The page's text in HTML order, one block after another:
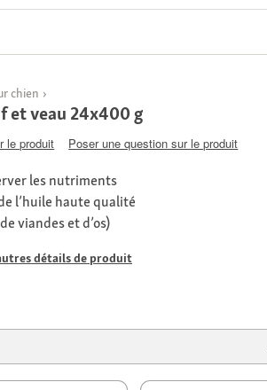
chien
et veau 24x400 g
le produit Poser une question sur le produit
les nutriments
l’huile haute qualité
viandes et d’os)
détails de produit